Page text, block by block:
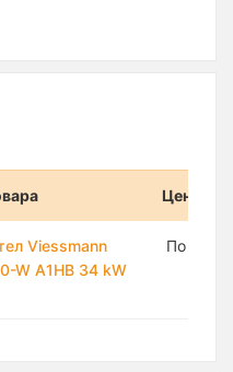
Цена
Viessmann
W A1HB 34 kW
По